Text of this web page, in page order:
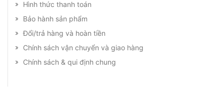
Hình thức thanh toán
Bảo hành sản phẩm
Đổi/trả hàng và hoàn tiền
Chính sách vận chuyển và giao hàng
Chính sách & qui định chung